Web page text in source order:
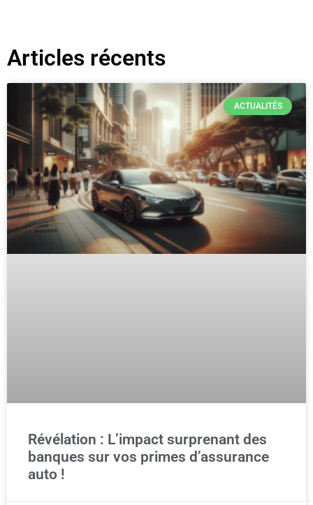
Articles récents
ACTUALITÉS
Révélation : L’impact surprenant des
banques sur vos primes d’assurance
auto !